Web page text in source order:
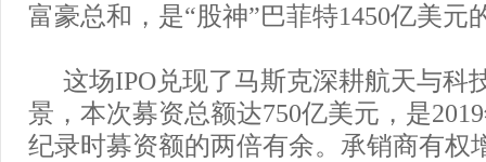
富豪总和，是“股神”巴菲特1450亿美元
这场IPO兑现了马斯克深耕航天与科
景，本次募资总额达750亿美元，是
纪录时募资额的两倍有余。承销商有权